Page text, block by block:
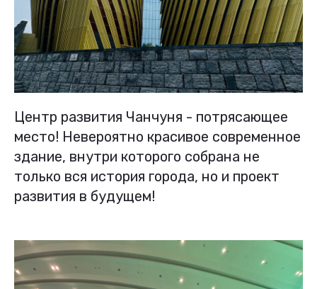
Центр развития Чанчуня - потрясающее
место! Невероятно красивое современное
здание, внутри которого собрана не
только вся история города, но и проект
развития в будущем!